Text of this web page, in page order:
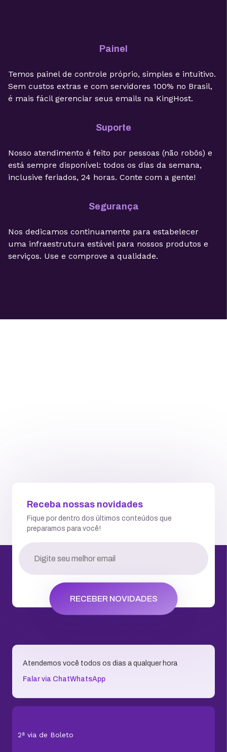
Painel
Temos painel de controle próprio, simples e intuitivo.
Sem custos extras e com servidores 100% no Brasil,
é mais fácil gerenciar seus emails na KingHost.
Suporte
Nosso atendimento é feito por pessoas (não robôs) e
está sempre disponível: todos os dias da semana,
inclusive feriados, 24 horas. Conte com a gente!
Segurança
Nos dedicamos continuamente para estabelecer
uma infraestrutura estável para nossos produtos e
serviços. Use e comprove a qualidade.
Receba nossas novidades
Fique por dentro dos últimos conteúdos que
preparamos para você!
RECEBER NOVIDADES
Atendemos você todos os dias a qualquer hora
Falar via ChatWhatsApp
2ª via de Boleto